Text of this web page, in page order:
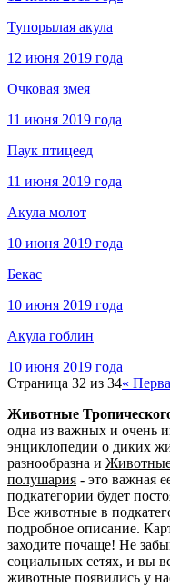
Тупорылая акула
12 июня 2019 года
Очковая змея
11 июня 2019 года
Паук птицеед
11 июня 2019 года
Акула молот
10 июня 2019 года
Бекас
10 июня 2019 года
Акула гоблин
10 июня 2019 года
Страница 32 из 34«
Животные
одна из важных и очень
энциклопедии о диких
разнообразна и Животные
полушария - это важная
подкатегории будет
Все животные в
подробное описание.
заходите почаще! Не
социальных сетях, и вы
животные появились у